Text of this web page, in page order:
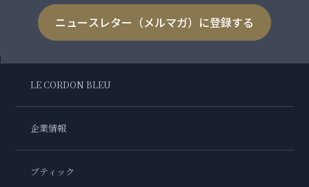
ニュースレター（メルマガ）に登録する
LE CORDON BLEU
企業情報
ブティック